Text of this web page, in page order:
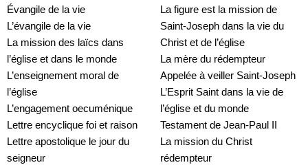
Évangile de la vie
L’évangile de la vie
La mission des laïcs dans
l’église et dans le monde
L’enseignement moral de
l’église
L’engagement oecuménique
Lettre encyclique foi et raison
Lettre apostolique le jour du
seigneur
La figure est la mission de
Saint-Joseph dans la vie du
Christ et de l’église
La mère du rédempteur
Appelée à veiller Saint-Joseph
L’Esprit Saint dans la vie de
l’église et du monde
Testament de Jean-Paul II
La mission du Christ
rédempteur